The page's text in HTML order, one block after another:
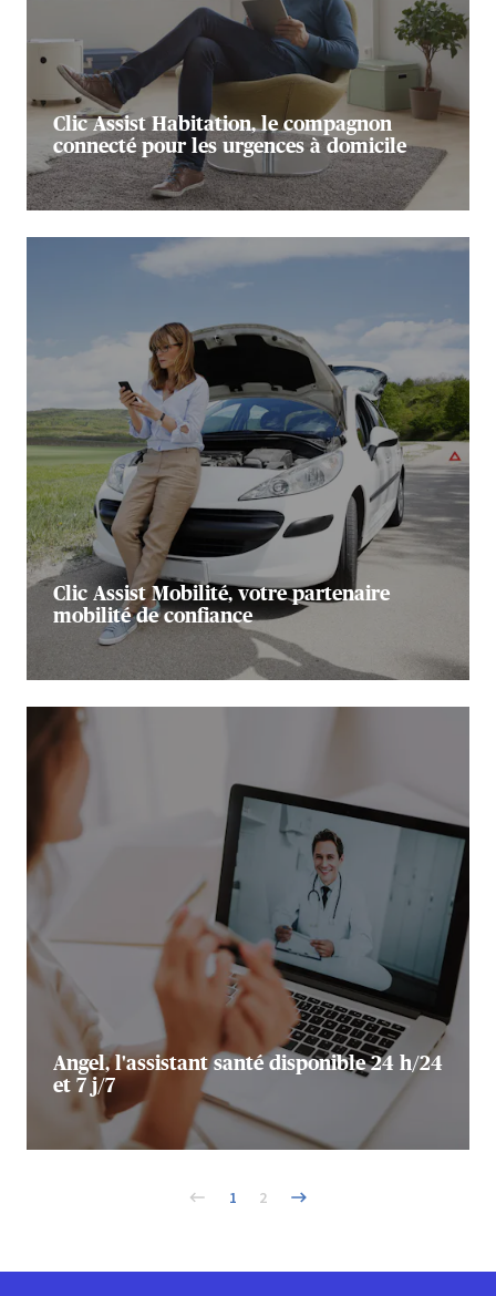
Clic Assist Habitation, le compagnon
connecté pour les urgences à domicile
Clic Assist Mobilité, votre partenaire
mobilité de confiance
Angel, l'assistant santé disponible 24 h/24
et 7 j/7
1 2